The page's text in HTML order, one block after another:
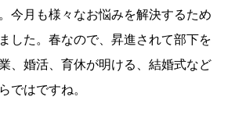
今月も様々なお悩みを解決するため
した。春なので、昇進されて部下を
、婚活、育休が明ける、結婚式など
ではですね。